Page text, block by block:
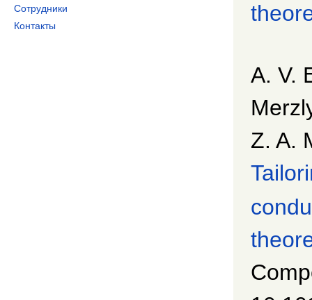
Сотрудники
Контакты
A. V.
Z. A.